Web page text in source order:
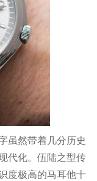
然带着几分历史
代化。伍陆之型传
度极高的马耳他十